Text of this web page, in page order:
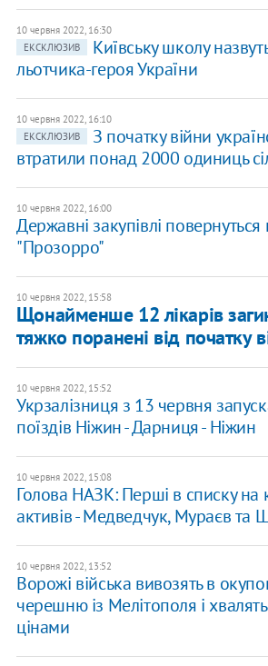
10 червня 2022, 16:30
ЕКСКЛЮЗИВ
Київську школу
льотчика-героя України
10 червня 2022, 16:10
ЕКСКЛЮЗИВ
З початку війни
втратили понад 2000 одиниць
10 червня 2022, 16:00
Державні закупівлі
"Прозорро"
10 червня 2022, 15:58
Щонайменше 12 лікарів
тяжко поранені від початку
10 червня 2022, 15:52
Укрзалізниця з 13 червня
поїздів Ніжин - Дарниця - Ніжин
10 червня 2022, 15:08
Голова НАЗК: Перші в списку на
активів - Медведчук, Мураєв та
10 червня 2022, 13:52
Ворожі війська вивозять в
черешню із Мелітополя і
цінами